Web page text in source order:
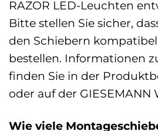
RAZOR LED-Leuchten
Bitte stellen Sie sicher,
den Schiebern kompatibel
bestellen. Informationen
finden Sie in der
oder auf der GIESEMANN
Wie viele